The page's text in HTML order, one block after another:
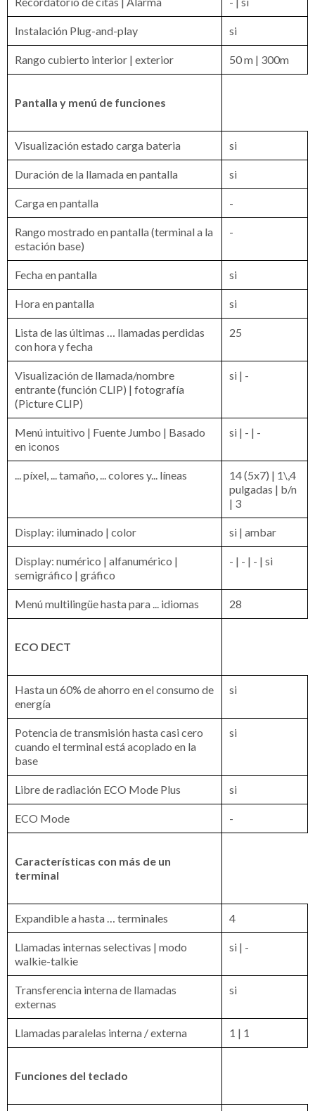
Instalación Plug-and-play si
Rango cubierto interior | exterior 50 m | 300m
Pantalla y menú de funciones
Visualización estado carga bateria si
Duración de la llamada en pantalla si
Carga en pantalla -
Rango mostrado en pantalla (terminal a la
estación base)
-
Fecha en pantalla si
Hora en pantalla si
Lista de las últimas … llamadas perdidas
con hora y fecha
25
Visualización de llamada/nombre
entrante (función CLIP) | fotografía
(Picture CLIP)
si | -
Menú intuitivo | Fuente Jumbo | Basado
en iconos
si | - | -
... píxel, ... tamaño, ... colores y... líneas
14 (5x7) | 1\,4
pulgadas | b/n
| 3
Display: iluminado | color si | ambar
Display: numérico | alfanumérico |
semigráfico | gráfico
- | - | - | si
Menú multilingüe hasta para ... idiomas 28
ECO DECT
Hasta un 60% de ahorro en el consumo de
energía
si
Potencia de transmisión hasta casi cero
cuando el terminal está acoplado en la
base
si
Libre de radiación ECO Mode Plus si
ECO Mode -
Características con más de un
terminal
Expandible a hasta … terminales 4
Llamadas internas selectivas | modo
walkie-talkie
si | -
Transferencia interna de llamadas
externas
si
Llamadas paralelas interna / externa 1 | 1
Funciones del teclado